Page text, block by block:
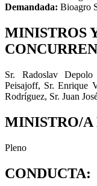
Demandada: Bioagro
MINISTROS
Sr. Radoslav
Peisajoff, Sr. Enrique
Rodríguez, Sr. Juan
MINISTRO/A
Pleno
CONDUCTA: